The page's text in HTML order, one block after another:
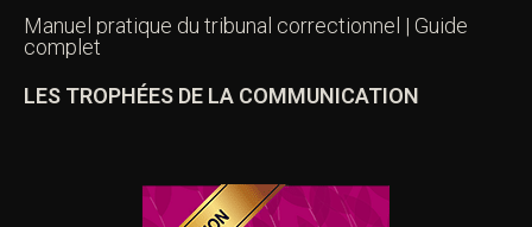
Manuel pratique du tribunal correctionnel | Guide
complet
LES TROPHÉES DE LA COMMUNICATION